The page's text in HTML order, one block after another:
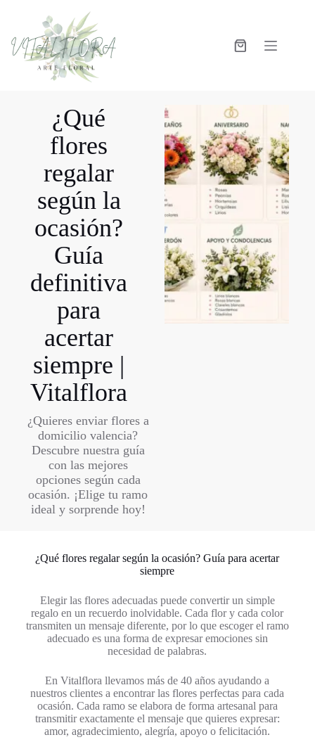
¿Qué
flores
regalar
según la
ocasión?
Guía
definitiva
para
acertar
siempre |
Vitalflora
¿Quieres enviar flores a
domicilio valencia?
Descubre nuestra guía
con las mejores
opciones según cada
ocasión. ¡Elige tu ramo
ideal y sorprende hoy!
¿Qué flores regalar según la ocasión? Guía para acertar
siempre
Elegir las flores adecuadas puede convertir un simple
regalo en un recuerdo inolvidable. Cada flor y cada color
transmiten un mensaje diferente, por lo que escoger el ramo
adecuado es una forma de expresar emociones sin
necesidad de palabras.
En Vitalflora llevamos más de 40 años ayudando a
nuestros clientes a encontrar las flores perfectas para cada
ocasión. Cada ramo se elabora de forma artesanal para
transmitir exactamente el mensaje que quieres expresar:
amor, agradecimiento, alegría, apoyo o felicitación.